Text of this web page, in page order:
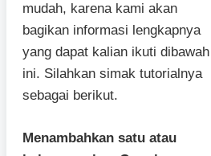
mudah, karena kami akan
bagikan informasi lengkapnya
yang dapat kalian ikuti dibawah
ini. Silahkan simak tutorialnya
sebagai berikut.
Menambahkan satu atau